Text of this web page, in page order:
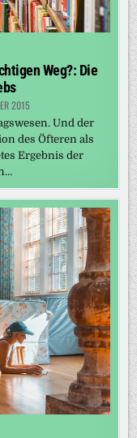
Weg?: Die
2015
Und der
des Öfteren als
Ergebnis der